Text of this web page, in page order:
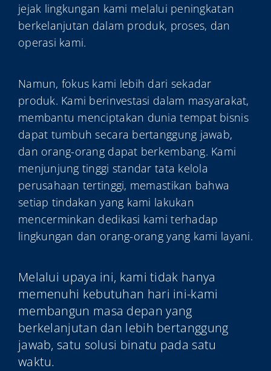
jejak lingkungan kami melalui peningkatan
berkelanjutan dalam produk, proses, dan
operasi kami.
Namun, fokus kami lebih dari sekadar
produk. Kami berinvestasi dalam masyarakat,
membantu menciptakan dunia tempat bisnis
dapat tumbuh secara bertanggung jawab,
dan orang-orang dapat berkembang. Kami
menjunjung tinggi standar tata kelola
perusahaan tertinggi, memastikan bahwa
setiap tindakan yang kami lakukan
mencerminkan dedikasi kami terhadap
lingkungan dan orang-orang yang kami layani.
Melalui upaya ini, kami tidak hanya
memenuhi kebutuhan hari ini-kami
membangun masa depan yang
berkelanjutan dan lebih bertanggung
jawab, satu solusi binatu pada satu
waktu.